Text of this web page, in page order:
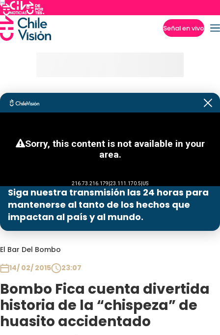
Señal en vivo
Siga nuestra transmisión las 24 horas para
mantenerse al tanto de los hechos que
impactan al país y al mundo.
El Bar Del Bombo
14/ 02/ 2015
23:07
Bombo Fica cuenta divertida
historia de la “chispeza” de
huasito accidentado
Programas
Club De La Comedia
Contigo en Directo
Plan Perfecto
El Tiempo
Sabingo
Todos Los Programas